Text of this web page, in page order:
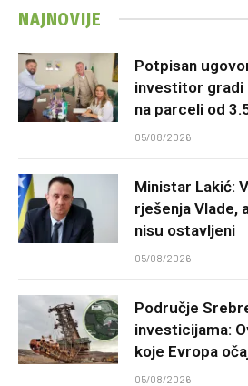
NAJNOVIJE
Potpisan
investitor gradi
na parceli od
05/08/2026
Ministar Lakić:
rješenja Vlade,
nisu ostavljeni
05/08/2026
Područje
investicijama:
koje Evropa
05/08/2026